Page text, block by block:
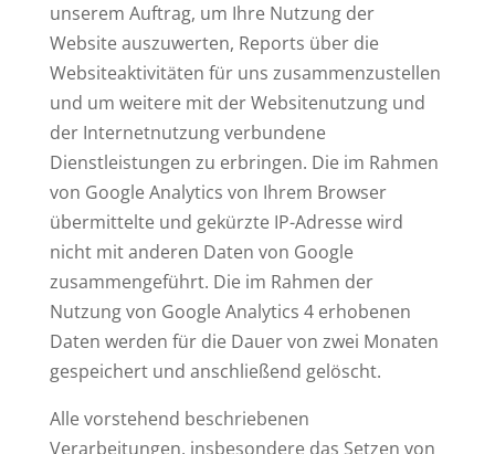
unserem Auftrag, um Ihre Nutzung der
Website auszuwerten, Reports über die
Websiteaktivitäten für uns zusammenzustellen
und um weitere mit der Websitenutzung und
der Internetnutzung verbundene
Dienstleistungen zu erbringen. Die im Rahmen
von Google Analytics von Ihrem Browser
übermittelte und gekürzte IP-Adresse wird
nicht mit anderen Daten von Google
zusammengeführt. Die im Rahmen der
Nutzung von Google Analytics 4 erhobenen
Daten werden für die Dauer von zwei Monaten
gespeichert und anschließend gelöscht.
Alle vorstehend beschriebenen
Verarbeitungen, insbesondere das Setzen von